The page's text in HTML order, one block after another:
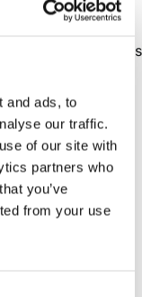
and ads, to
our traffic.
of our site with
partners who
you’ve
from your use
al giudizio
del comma 1- bis
,mauro